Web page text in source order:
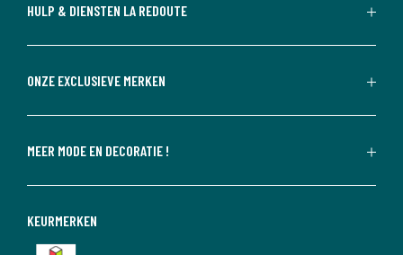
HULP & DIENSTEN LA REDOUTE
ONZE EXCLUSIEVE MERKEN
MEER MODE EN DECORATIE !
KEURMERKEN